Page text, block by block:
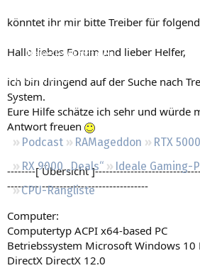
Neue Beiträge
Neueste Aktivitäten
Leserartikel
Regeln
Podcast RAMageddon
RTX
RX 9000 „Deals“
Ideale Gaming-
CPU-Rangliste
könntet ihr mir bitte Treiber für
Hallo liebes Forum und lieber Helfer,
ich bin dringend auf der Suche nach
System.
Eure Hilfe schätze ich sehr und würde
Antwort freuen
--------[ Übersicht
--------- ------------------------------
Computer:
Computertyp ACPI x64-based PC
Betriebssystem Microsoft Windows 10
DirectX DirectX 12.0